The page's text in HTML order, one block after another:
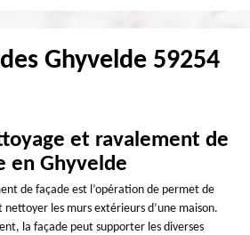
Ghyvelde 59254
et ravalement de
en Ghyvelde
de façade est l’opération de permet de
les murs extérieurs d’une maison.
la façade peut supporter les diverses